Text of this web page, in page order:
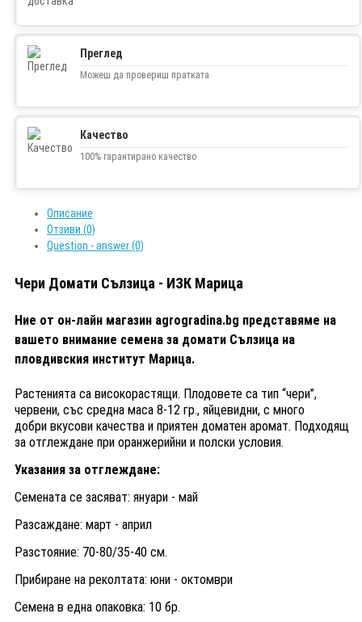
Преглед
Можеш да провериш пратката
Качество
100% гарантирано качество
Описание
Отзиви (0)
Question - answer (0)
Чери Домати Сълзица - ИЗК Марица
Ние от он-лайн магазин agrogradina.bg представяме на
вашето внимание семена за домати Сълзица на
пловдивския институт Марица.
Растенията са високорастящи. Плодовете са тип “чери”,
червени, със средна маса 8-12 гр., яйцевидни, с много
добри вкусови качества и приятен доматен аромат. Подходящ
за отглеждане при оранжерийни и полски условия.
Указания за отглеждане:
Семената се засяват: януари - май
Разсаждане: март - април
Разстояние: 70-80/35-40 cм.
Прибиране на реколтата: юни - октомври
Семена в една опаковка: 10 бр.